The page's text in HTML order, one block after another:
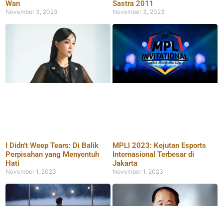
Wan
November 3, 2023
Sastra 2011
November 3, 2023
I Didn’t Weep Tears: Di Balik
Perpisahan yang Menyentuh
Hati
November 1, 2023
MPLI 2023: Kejutan Esports
Internasional Terbesar di
Jakarta
November 1, 2023